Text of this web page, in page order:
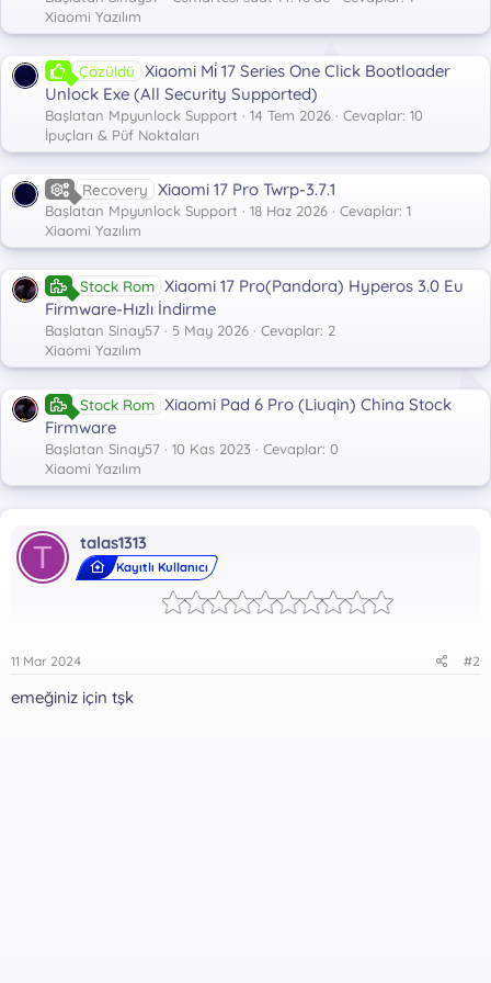
Xiaomi Yazılım
Çözüldü Xiaomi Mi̇ 17 Series One Click Bootloader
Unlock Exe (All Security Supported)
Başlatan Mpyunlock Support 14 Tem 2026
Cevaplar: 10
İpuçları & Püf Noktaları
Recovery Xiaomi 17 Pro Twrp-3.7.1
Başlatan Mpyunlock Support 18 Haz 2026
Cevaplar: 1
Xiaomi Yazılım
Stock Rom Xiaomi 17 Pro(Pandora) Hyperos 3.0 Eu
Firmware-Hızlı İndirme
Başlatan Sinay57 5 May 2026
Cevaplar: 2
Xiaomi Yazılım
Stock Rom Xiaomi Pad 6 Pro (Liuqin) China Stock
Firmware
Başlatan Sinay57 10 Kas 2023
Cevaplar: 0
Xiaomi Yazılım
T talas1313
Kayıtlı Kullanıcı
11 Mar 2024 #2
emeğiniz için tşk